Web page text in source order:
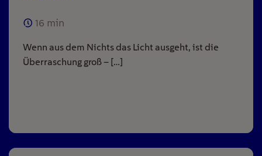
16 min
Wenn aus dem Nichts das Licht ausgeht, ist die
Überraschung groß – […]